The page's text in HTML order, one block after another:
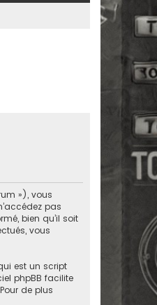
»), vous
pas
bien qu’il soit
vous
est un script
phpBB facilite
de plus